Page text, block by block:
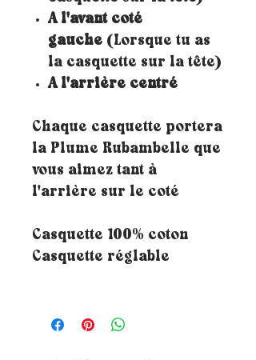
A l'avant coté
gauche (Lorsque tu as
la casquette sur la tête)
A l'arrière centré
Chaque casquette portera
la Plume Rubambelle que
vous aimez tant à
l'arrière sur le coté
Casquette 100% coton
Casquette réglable